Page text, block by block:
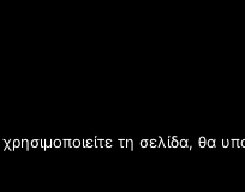
τη σελίδα, θα